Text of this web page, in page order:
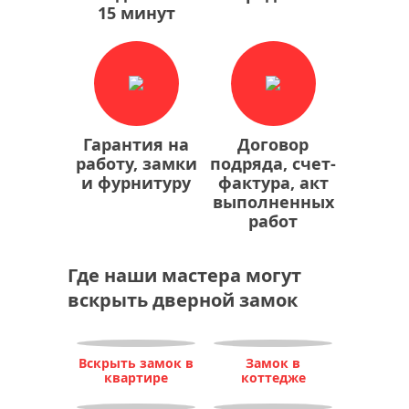
15 минут
Гарантия на
работу, замки
и фурнитуру
Договор
подряда, счет-
фактура, акт
выполненных
работ
Где наши мастера могут
вскрыть дверной замок
Вскрыть замок в
квартире
Замок в
коттедже